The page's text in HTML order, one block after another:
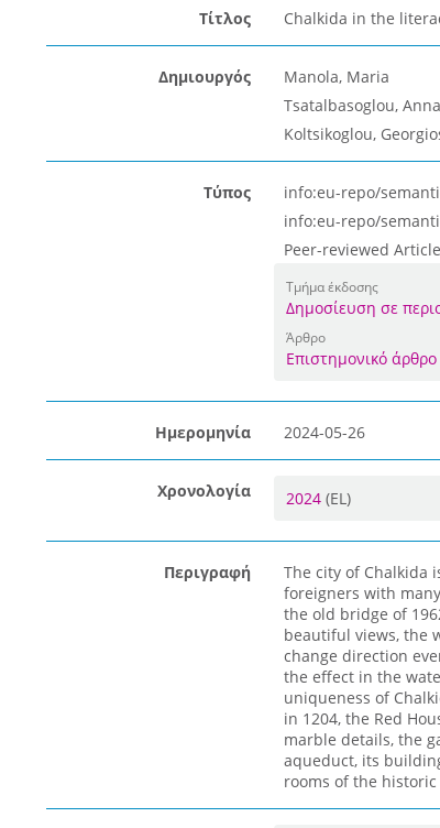
Τίτλος Chalkida in the
Δημιουργός
Manola, Maria
Tsatalbasoglou,
Koltsikoglou,
Τύπος
info:eu-repo/
info:eu-repo/
Peer-reviewed
Τμήμα έκδοσης
Δημοσίευση σε
Άρθρο
Επιστημονικό άρθρο
Ημερομηνία 2024-05-26
Χρονολογία 2024 (EL)
Περιγραφή
The city of Chalkida
foreigners with
the old bridge of
beautiful views, the
change direction
the effect in the
uniqueness of
in 1204, the Red
marble details, the
aqueduct, its
rooms of the